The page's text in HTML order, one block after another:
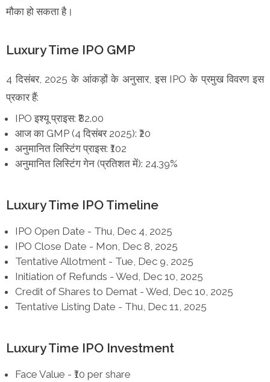
मौका हो सकता है।
Luxury Time IPO GMP
4 दिसंबर, 2025 के आंकड़ों के अनुसार, इस IPO के प्रमुख विवरण इस
प्रकार हैं:
IPO इश्यू प्राइस: ₹82.00
आज का GMP (4 दिसंबर 2025): ₹20
अनुमानित लिस्टिंग प्राइस: ₹102
अनुमानित लिस्टिंग गेन (प्रतिशत में): 24.39%
Luxury Time IPO Timeline
IPO Open Date - Thu, Dec 4, 2025
IPO Close Date - Mon, Dec 8, 2025
Tentative Allotment - Tue, Dec 9, 2025
Initiation of Refunds - Wed, Dec 10, 2025
Credit of Shares to Demat - Wed, Dec 10, 2025
Tentative Listing Date - Thu, Dec 11, 2025
Luxury Time IPO Investment
Face Value - ₹10 per share